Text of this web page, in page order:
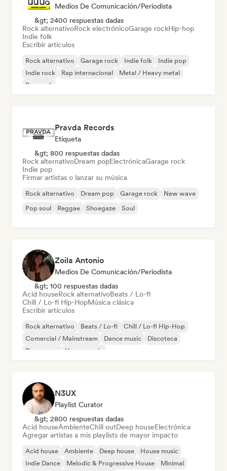
Medios De Comunicación/Periodista
&gt; 2400 respuestas dadas
Rock alternativoRock electrónicoGarage rockHip-hop
Indie folk
Escribir artículos
Rock alternativo Garage rock Indie folk
Indie pop
Indie rock
Rap internacional
Metal / Heavy metal
Pop rock
Pravda Records
Etiqueta
&gt; 800 respuestas dadas
Rock alternativoDream popElectrónicaGarage rock
Indie pop
Firmar artistas o lanzar su música
Rock alternativo Dream pop Garage rock
New wave
Pop soul
Reggae Shoegaze Soul
Zoila Antonio
Medios De Comunicación/Periodista
&gt; 100 respuestas dadas
Acid houseRock alternativoBeats / Lo-fi
Chill / Lo-fi Hip-HopMúsica clásica
Escribir artículos
Rock alternativo Beats / Lo-fi
Chill / Lo-fi Hip-Hop
Comercial / Mainstream
Dance music
Discoteca
Dream pop
House music
N3UX
Playlist Curator
&gt; 2800 respuestas dadas
Acid houseAmbienteChill outDeep houseElectrónica
Agregar artistas a mis playlists de mayor impacto
Acid house Ambiente Deep house
House music
Indie Dance
Melodic & Progressive House
Minimal